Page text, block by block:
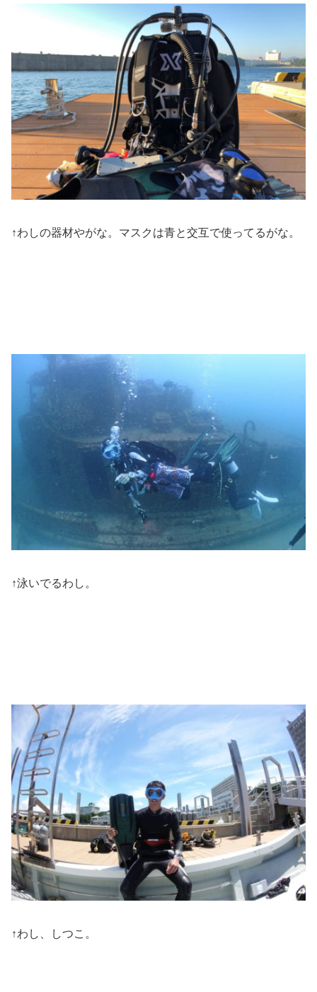
↑わしの器材やがな。マスクは青と交互で使ってるがな。
↑泳いでるわし。
↑わし、しつこ。